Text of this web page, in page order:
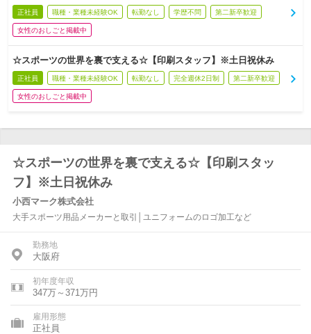
正社員 職種・業種未経験OK 転勤なし 学歴不問 第二新卒歓迎
女性のおしごと掲載中
☆スポーツの世界を裏で支える☆【印刷スタッフ】※土日祝休み
正社員 職種・業種未経験OK 転勤なし 完全週休2日制 第二新卒歓迎
女性のおしごと掲載中
☆スポーツの世界を裏で支える☆【印刷スタッ
フ】※土日祝休み
小西マーク株式会社
大手スポーツ用品メーカーと取引│ユニフォームのロゴ加工など
勤務地
大阪府
初年度年収
347万～371万円
雇用形態
正社員